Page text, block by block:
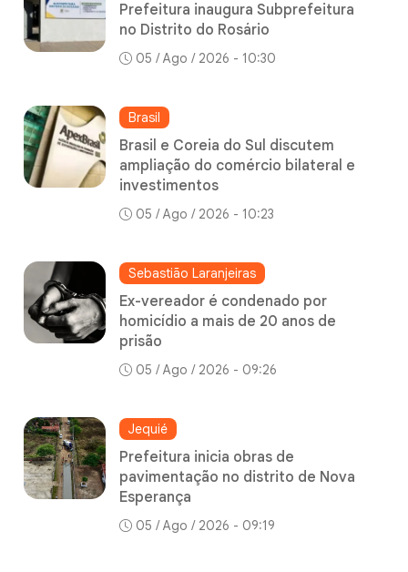
Prefeitura inaugura Subprefeitura
no Distrito do Rosário
05 / Ago / 2026 - 10:30
Brasil
Brasil e Coreia do Sul discutem
ampliação do comércio bilateral e
investimentos
05 / Ago / 2026 - 10:23
Sebastião Laranjeiras
Ex-vereador é condenado por
homicídio a mais de 20 anos de
prisão
05 / Ago / 2026 - 09:26
Jequié
Prefeitura inicia obras de
pavimentação no distrito de Nova
Esperança
05 / Ago / 2026 - 09:19